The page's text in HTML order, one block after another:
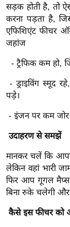
श
ख्सि
य
त
यं
इं
डि
या
सा
त्य
ज
ग
त
ऑ
सड़क होती है, तो
करना पड़ता है,
एफिशिएंट फीचर
जहांज
- ट्रैफिक कम हो,
- ड्राइविंग स्मूद
पड़े।
- इंजन पर कम जोर
उदाहरण से समझें
मानकर चलें कि
लेकिन वहां भारी
फिर आप गूगल मैप्स
बिना रुके चलेगी और
कैसे इस फीचर को